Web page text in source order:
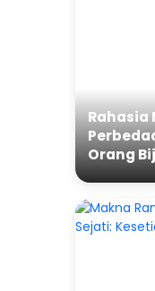
Rahasia
Orang